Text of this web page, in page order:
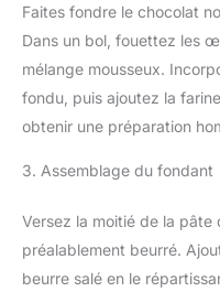
Faites fondre le chocolat
Dans un bol, fouettez les
mélange mousseux.
fondu, puis ajoutez la
obtenir une préparation
3. Assemblage du fondant
Versez la moitié de la pâte
préalablement beurré.
beurre salé en le